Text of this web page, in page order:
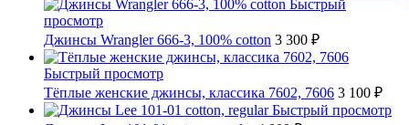
Быстрый
просмотр
Джинсы Wrangler 666-3, 100% cotton 3 300 ₽
Быстрый просмотр
Тёплые женские джинсы, классика 7602, 7606 3 100 ₽
Быстрый просмотр